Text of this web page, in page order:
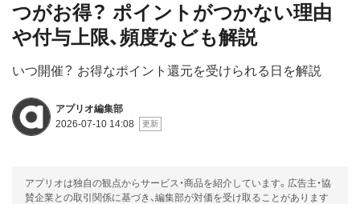
つがお得？ ポイントがつかない理由
や付与上限、頻度なども解説
いつ開催？ お得なポイント還元を受けられる日を解説
アプリオ編集部
2026-07-10 14:08
アプリオは独自の観点からサービス・商品を紹介しています。広告主・協
賛企業との取引関係に基づき、編集部が対価を受け取ることがあります